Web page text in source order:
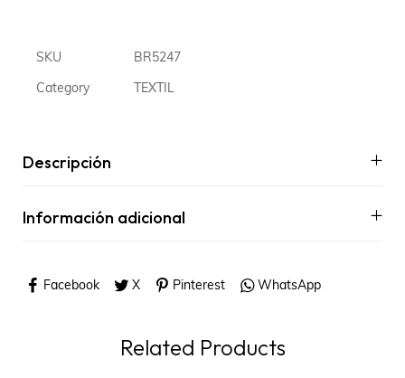
SKU BR5247
Category TEXTIL
Descripción
Información adicional
Facebook X Pinterest WhatsApp
Related Products